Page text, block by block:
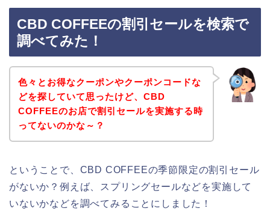
CBD COFFEEの割引セールを検索で
調べてみた！
色々とお得なクーポンやクーポンコードな
どを探していて思ったけど、CBD
COFFEEのお店で割引セールを実施する時
ってないのかな～？
ということで、CBD COFFEEの季節限定の割引セール
がないか？例えば、スプリングセールなどを実施して
いないかなどを調べてみることにしました！